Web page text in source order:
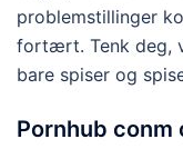
problemstillinger
fortært. Tenk deg,
bare spiser og
Pornhub conm